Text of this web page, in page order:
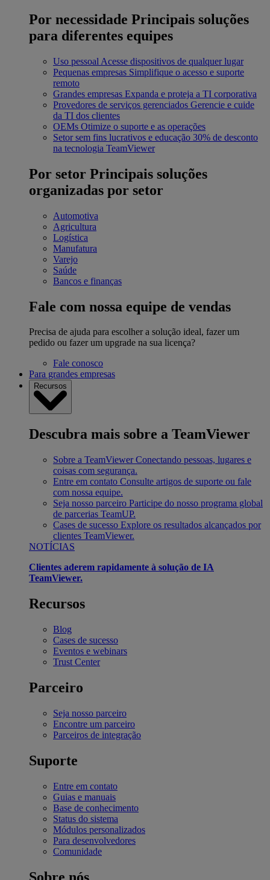
Por necessidade Principais soluções
para diferentes equipes
Uso pessoal Acesse dispositivos de qualquer lugar
Pequenas empresas Simplifique o acesso e suporte
remoto
Grandes empresas Expanda e proteja a TI corporativa
Provedores de serviços gerenciados Gerencie e cuide
da TI dos clientes
OEMs Otimize o suporte e as operações
Setor sem fins lucrativos e educação 30% de desconto
na tecnologia TeamViewer
Por setor Principais soluções
organizadas por setor
Automotiva
Agricultura
Logística
Manufatura
Varejo
Saúde
Bancos e finanças
Fale com nossa equipe de vendas
Precisa de ajuda para escolher a solução ideal, fazer um
pedido ou fazer um upgrade na sua licença?
Fale conosco
Para grandes empresas
Recursos
Descubra mais sobre a TeamViewer
Sobre a TeamViewer Conectando pessoas, lugares e
coisas com segurança.
Entre em contato Consulte artigos de suporte ou fale
com nossa equipe.
Seja nosso parceiro Participe do nosso programa global
de parcerias TeamUP.
Cases de sucesso Explore os resultados alcançados por
clientes TeamViewer.
NOTÍCIAS
Clientes aderem rapidamente à solução de IA
TeamViewer.
Recursos
Blog
Cases de sucesso
Eventos e webinars
Trust Center
Parceiro
Seja nosso parceiro
Encontre um parceiro
Parceiros de integração
Suporte
Entre em contato
Guias e manuais
Base de conhecimento
Status do sistema
Módulos personalizados
Para desenvolvedores
Comunidade
Sobre nós